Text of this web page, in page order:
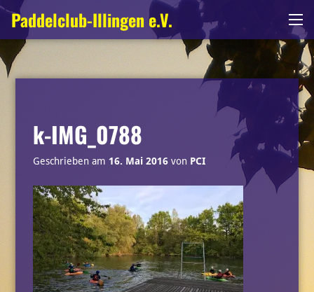
Zum
Inhalt
springen
Paddelclub-Illingen e.V.
k-IMG_0788
Geschrieben am 16. Mai 2016von PCI